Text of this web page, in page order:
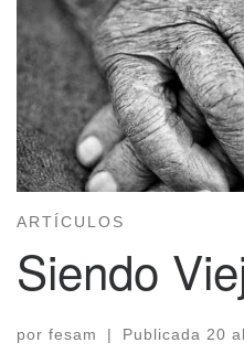
ARTÍCULOS
Siendo
por fesam | Publicada 20